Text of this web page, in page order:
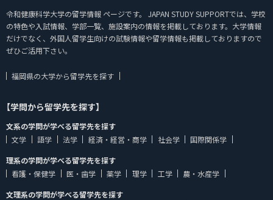
令和健康科学大学の留学情報 ページです。 JAPAN STUDY SUPPORTでは、学校
の特色や入試情報、学部一覧、施設案内の情報を掲載しております。大学情報
だけでなく、外国人留学生向けの試験情報や留学情報も掲載しておりますので
ぜひご活用下さい。
福岡県の大学から留学先を探す
【学問から留学先を探す】
文系の学問が学べる留学先を探す
文学
語学 法学 経済・経営・商学 社会学
国際関係学
理系の学問が学べる留学先を探す
看護・保健学
医・歯学 薬学 理学 工学
農・水産学
文理系の学問が学べる留学先を探す